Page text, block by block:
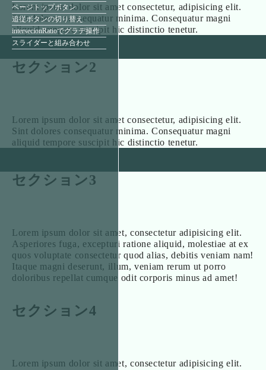
ページトップボタン
追従ボタンの切り替え
intersecionRatioでグラデ操作
スライダーと組み合わせ
Lorem ipsum dolor sit amet consectetur, adipisicing elit.
Sint dolores consequatur minima. Consequatur magni
aliquid tempore suscipit hic distinctio tenetur.
セクション2
Lorem ipsum dolor sit amet consectetur, adipisicing elit.
Sint dolores consequatur minima. Consequatur magni
aliquid tempore suscipit hic distinctio tenetur.
セクション3
Lorem ipsum dolor sit amet, consectetur adipisicing elit.
Asperiores fuga, excepturi ratione aliquid, molestiae at ex
quos voluptate consectetur quod alias, debitis veniam nam!
Itaque magni deserunt, illum, veniam rerum ut porro
doloribus repellat cumque odit corporis minus ad amet!
セクション4
Lorem ipsum dolor sit amet, consectetur adipisicing elit.